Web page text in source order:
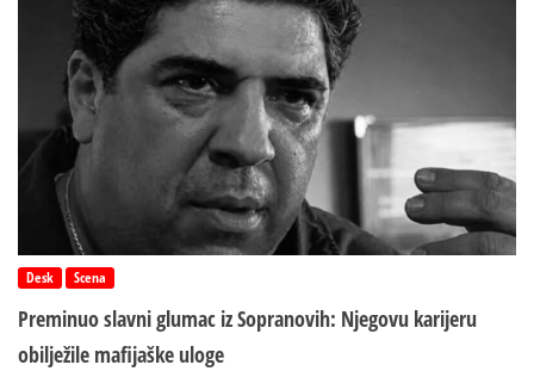
Desk Scena
Preminuo slavni glumac iz Sopranovih: Njegovu karijeru
obilježile mafijaške uloge